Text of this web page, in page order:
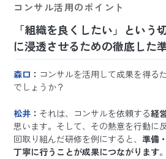
コンサル活用のポイント
「組織を良くしたい」という
に浸透させるための徹底した
森口 ： コンサルを活用して成果を得る
でしょうか？
松井 ： それは、コンサルを依頼する経
思います。そして、その熱意を行動に
回取り組んだ研修を例にすると、 準備
丁寧に行うことが成果につながります。